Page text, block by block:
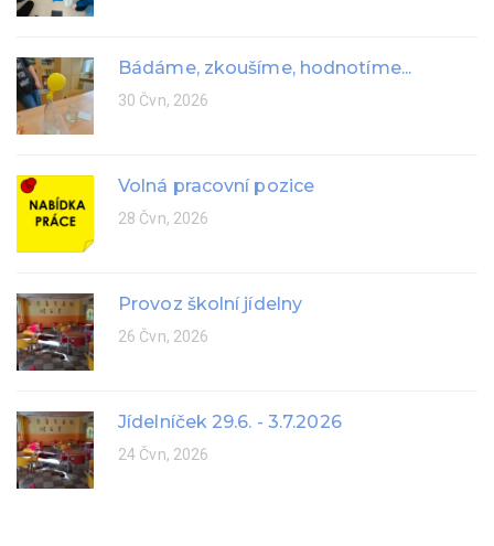
Bádáme, zkoušíme, hodnotíme...
30 Čvn, 2026
Volná pracovní pozice
28 Čvn, 2026
Provoz školní jídelny
26 Čvn, 2026
Jídelníček 29.6. - 3.7.2026
24 Čvn, 2026